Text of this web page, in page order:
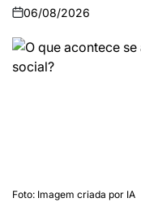
06/08/2026
Foto: Imagem criada por IA